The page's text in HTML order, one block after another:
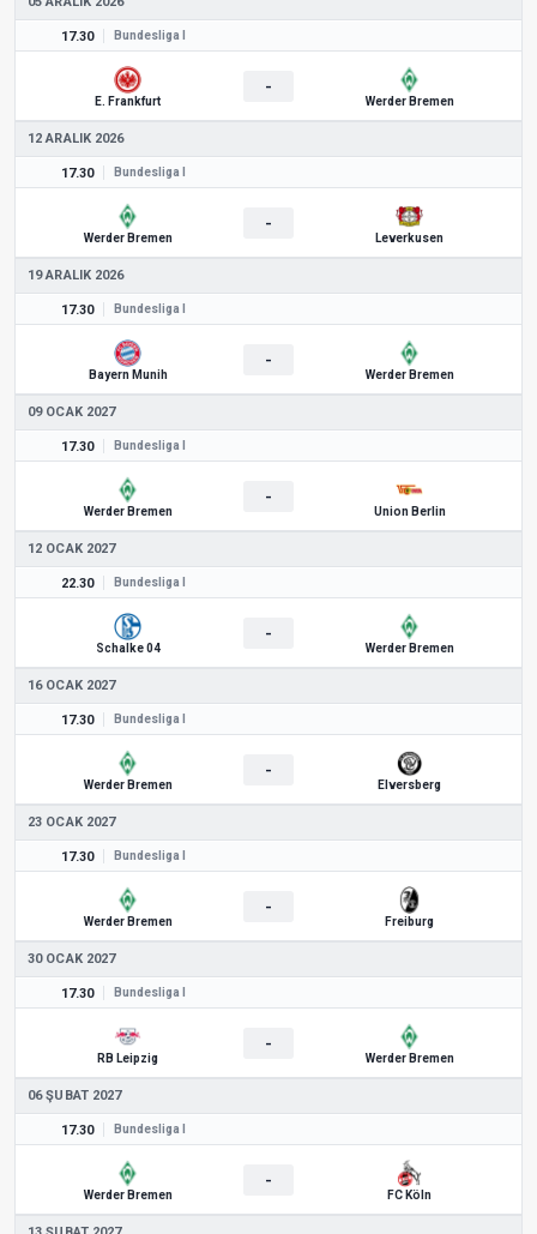
17.30 Bundesliga I
E. Frankfurt
-
Werder Bremen
12 ARALIK 2026
17.30 Bundesliga I
Werder Bremen
-
Leverkusen
19 ARALIK 2026
17.30 Bundesliga I
Bayern Munih
-
Werder Bremen
09 OCAK 2027
17.30 Bundesliga I
Werder Bremen
-
Union Berlin
12 OCAK 2027
22.30 Bundesliga I
Schalke 04
-
Werder Bremen
16 OCAK 2027
17.30 Bundesliga I
Werder Bremen
-
Elversberg
23 OCAK 2027
17.30 Bundesliga I
Werder Bremen
-
Freiburg
30 OCAK 2027
17.30 Bundesliga I
RB Leipzig
-
Werder Bremen
06 ŞUBAT 2027
17.30 Bundesliga I
Werder Bremen
-
FC Köln